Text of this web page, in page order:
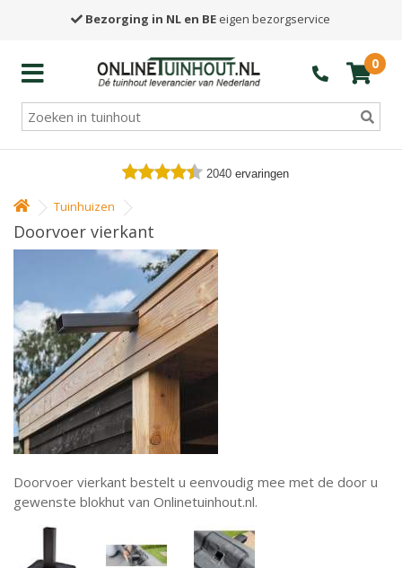
Bezorging in NL en BE eigen bezorgservice
0
2040 ervaringen
Tuinhuizen
Doorvoer vierkant
Doorvoer vierkant bestelt u eenvoudig mee met de door u
gewenste blokhut van Onlinetuinhout.nl.